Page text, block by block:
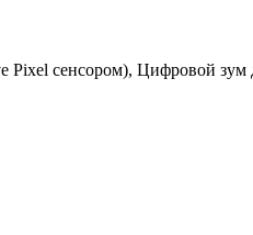
Pixel сенсором), Цифровой зум